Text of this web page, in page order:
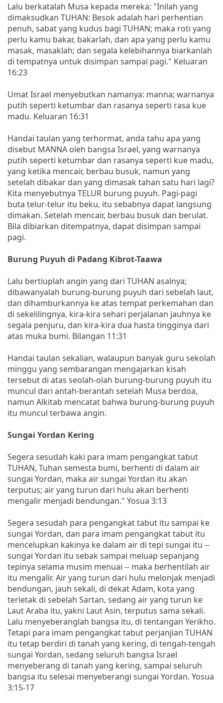
Lalu berkatalah Musa kepada mereka: "Inilah yang
dimaksudkan TUHAN: Besok adalah hari perhentian
penuh, sabat yang kudus bagi TUHAN; maka roti yang
perlu kamu bakar, bakarlah, dan apa yang perlu kamu
masak, masaklah; dan segala kelebihannya biarkanlah
di tempatnya untuk disimpan sampai pagi." Keluaran
16:23
Umat Israel menyebutkan namanya: manna; warnanya
putih seperti ketumbar dan rasanya seperti rasa kue
madu. Keluaran 16:31
Handai taulan yang terhormat, anda tahu apa yang
disebut MANNA oleh bangsa Israel, yang warnanya
putih seperti ketumbar dan rasanya seperti kue madu,
yang ketika mencair, berbau busuk, namun yang
setelah dibakar dan yang dimasak tahan satu hari lagi?
Kita menyebutnya TELUR burung puyuh. Pagi-pagi
buta telur-telur itu beku, itu sebabnya dapat langsung
dimakan. Setelah mencair, berbau busuk dan berulat.
Bila dibiarkan ditempatnya, dapat disimpan sampai
pagi.
Burung Puyuh di Padang Kibrot-Taawa
Lalu bertiuplah angin yang dari TUHAN asalnya;
dibawanyalah burung-burung puyuh dari sebelah laut,
dan dihamburkannya ke atas tempat perkemahan dan
di sekelilingnya, kira-kira sehari perjalanan jauhnya ke
segala penjuru, dan kira-kira dua hasta tingginya dari
atas muka bumi. Bilangan 11:31
Handai taulan sekalian, walaupun banyak guru sekolah
minggu yang sembarangan mengajarkan kisah
tersebut di atas seolah-olah burung-burung puyuh itu
muncul dari antah-berantah setelah Musa berdoa,
namun Alkitab mencatat bahwa burung-burung puyuh
itu muncul terbawa angin.
Sungai Yordan Kering
Segera sesudah kaki para imam pengangkat tabut
TUHAN, Tuhan semesta bumi, berhenti di dalam air
sungai Yordan, maka air sungai Yordan itu akan
terputus; air yang turun dari hulu akan berhenti
mengalir menjadi bendungan." Yosua 3:13
Segera sesudah para pengangkat tabut itu sampai ke
sungai Yordan, dan para imam pengangkat tabut itu
mencelupkan kakinya ke dalam air di tepi sungai itu --
sungai Yordan itu sebak sampai meluap sepanjang
tepinya selama musim menuai -- maka berhentilah air
itu mengalir. Air yang turun dari hulu melonjak menjadi
bendungan, jauh sekali, di dekat Adam, kota yang
terletak di sebelah Sartan, sedang air yang turun ke
Laut Araba itu, yakni Laut Asin, terputus sama sekali.
Lalu menyeberanglah bangsa itu, di tentangan Yerikho.
Tetapi para imam pengangkat tabut perjanjian TUHAN
itu tetap berdiri di tanah yang kering, di tengah-tengah
sungai Yordan, sedang seluruh bangsa Israel
menyeberang di tanah yang kering, sampai seluruh
bangsa itu selesai menyeberangi sungai Yordan. Yosua
3:15-17